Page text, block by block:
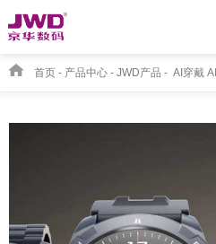
首页- 产品中心- JWD产品 - AI穿戴